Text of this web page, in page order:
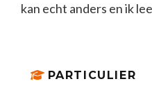
kan echt anders en ik
PARTICULIER